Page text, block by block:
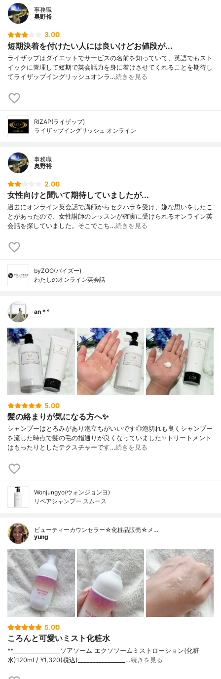
事務職
奥野裕
3.00
短期決着を付けたい人には良いけどお値段が...
ライザップはダイエットでサービスの名前を知っていて、英語でもスト
イックに管理して短期で英会話力を身に着けさせてくれることを期待し
てライザップイングリッシュオンラ…続きを見る
RIZAP(ライザップ)
ライザップイングリッシュ オンライン
事務職
奥野裕
2.00
女性向けと聞いて期待していましたが...
過去にオンライン英会話で講師からセクハラを受け、嫌な思いをしたこ
とがあったので、女性講師のレッスンが確実に受けられるオンライン英
会話を探していました。そこでこち…続きを見る
byZOO(バイズー)
わたしのオンライン英会話
an＊°
5.00
髪の絡まりが気になる方へ✨
シャンプーはとろみがあり泡立ちがいいです◎泡切れも良くシャンプー
を流した時点で髪の毛の指通りが良くなっていました✨トリートメント
はもったりとしたテクスチャーです…続きを見る
Wonjungyo(ウォンジョンヨ)
リペアシャンプー スムース
ビューティーカウンセラー☆化粧品販売☆メ…
yung
5.00
ころんと可愛いミスト化粧水
**⁡________________⁡ソアソーム ⁡エクソソームミストローション(化粧
水)120ml / ¥1,320(税込)________________…続きを見る